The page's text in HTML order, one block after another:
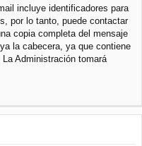
incluye identificadores para
por lo tanto, puede contactar
copia completa del mensaje
la cabecera, ya que contiene
Administración tomará